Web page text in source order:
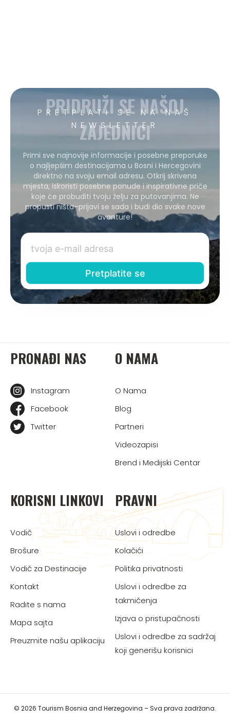
PRETPLATI SE NA NAŠ
NEWSLETTER
PRIDRUŽI SE NAŠOJ
ZAJEDNICI
Primi sve najnovije informacije i posebne preporuke
o najljepšim destinacijama u Bosni i Hercegovini
direktno na svoju email adresu. Otkrij skrivena
mjesta, iskoristi posebne ponude i inspirativne priče
koje će probuditi tvoju želju za putovanjima. Ne
propusti ništa–prijavi se sada i budi dio svake nove
avanture!
PRONAĐI NAS
Instagram
Facebook
Twitter
O NAMA
O Nama
Blog
Partneri
Videozapisi
Brend i Medijski Centar
KORISNI LINKOVI
Vodič
Brošure
Vodič za Destinacije
Kontakt
Radite s nama
Mapa sajta
Preuzmite našu aplikaciju
PRAVNI
Uslovi i odredbe
Kolačići
Politika privatnosti
Uslovi i odredbe za
takmičenja
Izjava o pristupačnosti
Uslovi i odredbe za sadržaj
koji generišu korisnici
© 2026 Tourism Bosnia and Herzegovina – Sva prava zadržana.